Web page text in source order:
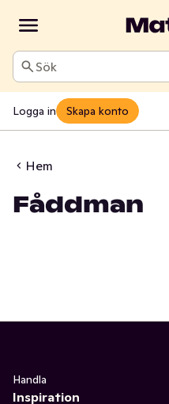
Sök
Logga in Skapa konto
Hem
Fåddman
Handla
Inspiration